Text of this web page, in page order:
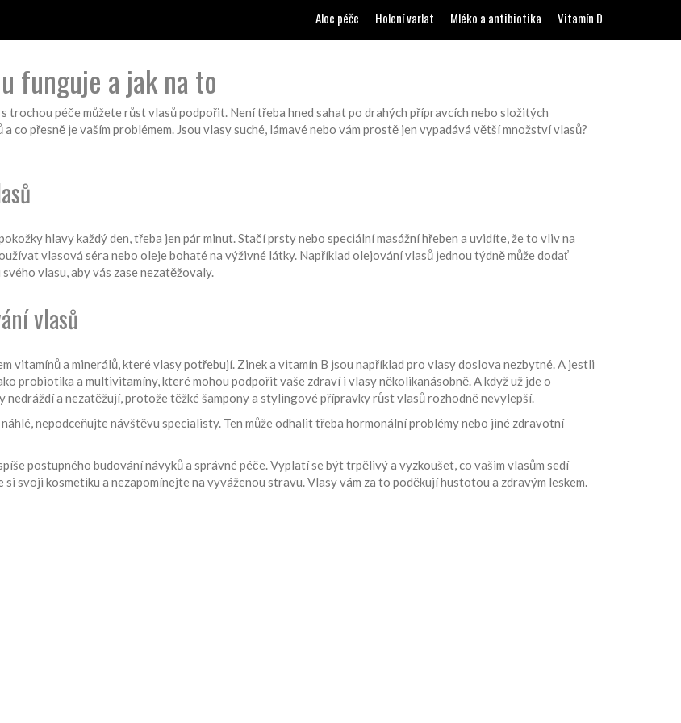
Aloe péče Holení varlat Mléko a antibiotika Vitamín D
funguje a jak na to
trochou péče můžete růst vlasů podpořit. Není třeba hned sahat po drahých přípravcích nebo složitých
co přesně je vaším problémem. Jsou vlasy suché, lámavé nebo vám prostě jen vypadává větší množství vlasů?
hlavy každý den, třeba jen pár minut. Stačí prsty nebo speciální masážní hřeben a uvidíte, že to vliv na
vlasová séra nebo oleje bohaté na výživné látky. Například olejování vlasů jednou týdně může dodať
vlasu, aby vás zase nezatěžovaly.
vlasů
vitamínů a minerálů, které vlasy potřebují. Zinek a vitamín B jsou například pro vlasy doslova nezbytné. A jestli
probiotika a multivitamíny, které mohou podpořit vaše zdraví i vlasy několikanásobně. A když už jde o
a nezatěžují, protože těžké šampony a stylingové přípravky růst vlasů rozhodně nevylepší.
nepodceňujte návštěvu specialisty. Ten může odhalit třeba hormonální problémy nebo jiné zdravotní
postupného budování návyků a správné péče. Vyplatí se být trpělivý a vyzkoušet, co vašim vlasům sedí
svoji kosmetiku a nezapomínejte na vyváženou stravu. Vlasy vám za to poděkují hustotou a zdravým leskem.